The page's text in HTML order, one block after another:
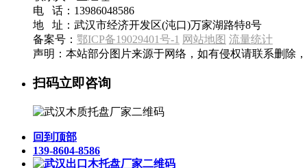
电 话：13986048586
地 址：武汉市经济开发区(沌口)万家湖路特8号
备案号： 鄂ICP备19029401号-1 网站地图 流量统计
声明：本站部分图片来源于网络，如有侵权请联系删除
扫码立即咨询
回到顶部
139-8604-8586